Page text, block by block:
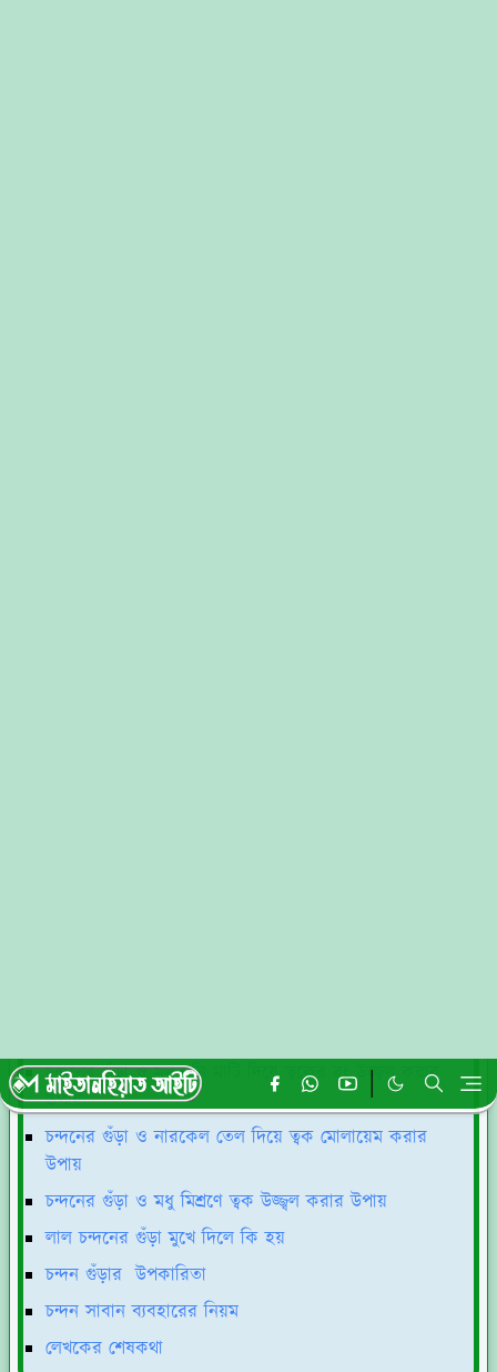
চন্দনের গুঁড়া ও মুলতানি মাটি দিয়ে ত্বকের রং উজ্জ্বল করার
উপায়
চন্দনের গুঁড়া ও নারকেল তেল দিয়ে ত্বক মোলায়েম করার
উপায়
চন্দনের গুঁড়া ও মধু মিশ্রণে ত্বক উজ্জ্বল করার উপায়
লাল চন্দনের গুঁড়া মুখে দিলে কি হয়
চন্দন গুঁড়ার উপকারিতা
চন্দন সাবান ব্যবহারের নিয়ম
লেখকের শেষকথা